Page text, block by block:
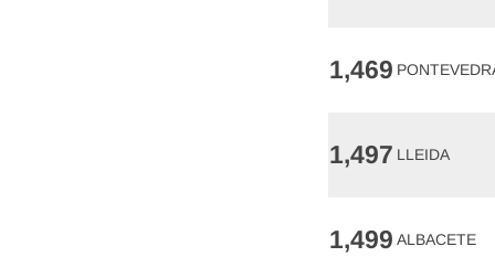
1,469
1,497 LLEIDA
1,499 ALBACETE